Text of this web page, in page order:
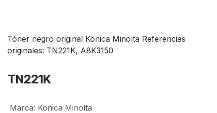
Tóner negro original Konica Minolta Referencias
originales: TN221K, A8K3150
TN221K
Marca: Konica Minolta